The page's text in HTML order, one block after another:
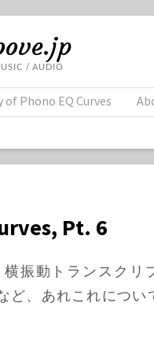
/ AUDIO
Phono EQ Curves
Pt. 6
振動トランスクリ
ど、あれこれについ